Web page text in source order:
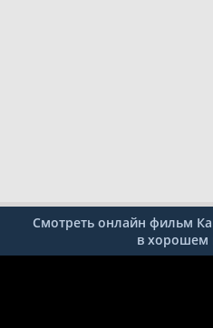
Смотреть онлайн фильм
в хорошем